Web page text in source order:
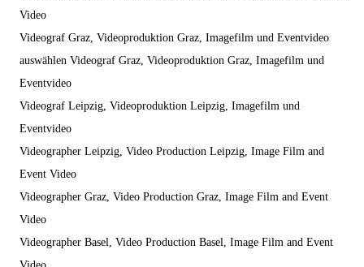
Video
Videograf Graz, Videoproduktion Graz, Imagefilm und Eventvideo
auswählen Videograf Graz, Videoproduktion Graz, Imagefilm und
Eventvideo
Videograf Leipzig, Videoproduktion Leipzig, Imagefilm und
Eventvideo
Videographer Leipzig, Video Production Leipzig, Image Film and
Event Video
Videographer Graz, Video Production Graz, Image Film and Event
Video
Videographer Basel, Video Production Basel, Image Film and Event